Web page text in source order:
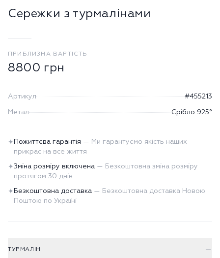
Сережки з турмалінами
ПРИБЛИЗНА ВАРТІСТЬ
8800 грн
Артикул #455213
Метал Срібло 925°
✦ Пожиттєва гарантія — Ми гарантуємо якість наших
прикрас на все життя
✦Зміна розміру включена — Безкоштовна зміна розміру
протягом 30 днів
✦ Безкоштовна доставка — Безкоштовна доставка Новою
Поштою по Україні
ТУРМАЛІН